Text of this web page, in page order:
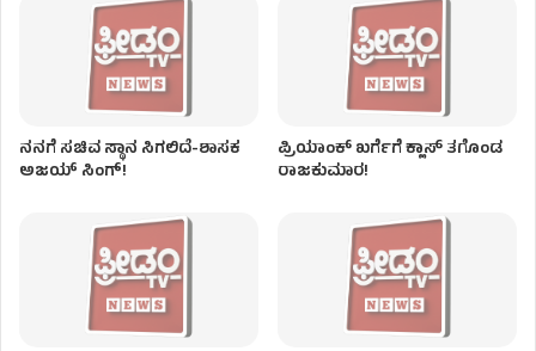
ನನಗೆ ಸಚಿವ ಸ್ಥಾನ ಸಿಗಲಿದೆ-ಶಾಸಕ
ಅಜಯ್ ಸಿಂಗ್!
ಪ್ರಿಯಾಂಕ್ ಖರ್ಗೆಗೆ ಕ್ಲಾಸ್ ತಗೊಂಡ
ರಾಜಕುಮಾರ!